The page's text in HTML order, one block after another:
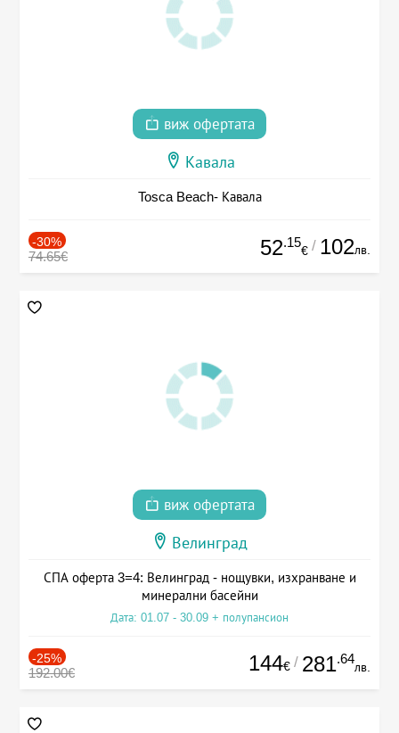
виж офертата
Кавала
Tosca Beach- Кавала
-30%
74.65€ 52.15
€ / 102лв.
виж офертата
Велинград
СПА оферта 3=4: Велинград - нощувки, изхранване и
минерални басейни
Дата: 01.07 - 30.09 + полупансион
-25%
192.00€ 144€ / 281.64
лв.